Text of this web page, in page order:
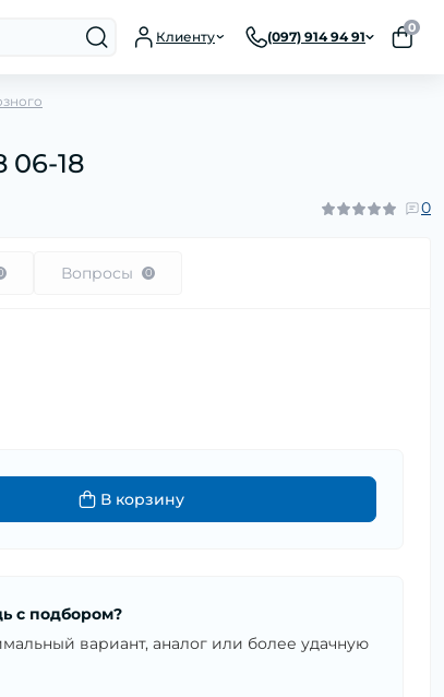
Клиенту (097) 914 94 91
0
06-18
0
Вопросы 0
В корзину
с подбором?
вариант, аналог или более удачную